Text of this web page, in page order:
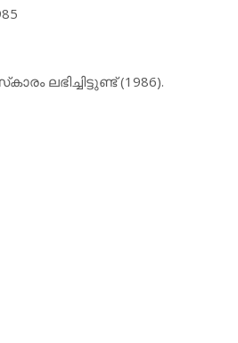
ലഭിച്ചിട്ടുണ്ട് (1986).